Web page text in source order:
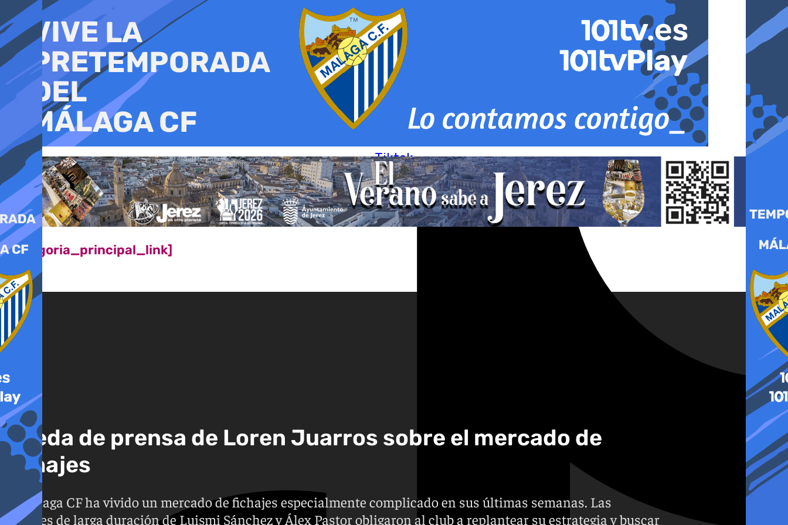
al
contenido
Tiktok
[categoria_principal_link]
Rueda de prensa de Loren Juarros sobre el mercado de
fichajes
El Málaga CF ha vivido un mercado de fichajes especialmente complicado en sus últimas semanas. Las
lesiones de larga duración de Luismi Sánchez y Álex Pastor obligaron al club a replantear su estrategia y buscar